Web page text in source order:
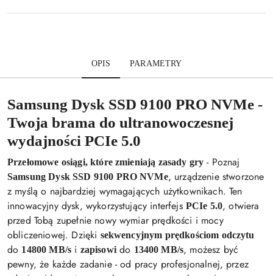
OPIS PARAMETRY
Samsung Dysk SSD 9100 PRO NVMe -
Twoja brama do ultranowoczesnej
wydajności PCIe 5.0
Przełomowe osiągi, które zmieniają zasady gry - Poznaj
Samsung Dysk SSD 9100 PRO NVMe, urządzenie stworzone
z myślą o najbardziej wymagających użytkownikach. Ten
innowacyjny dysk, wykorzystujący interfejs PCIe 5.0, otwiera
przed Tobą zupełnie nowy wymiar prędkości i mocy
obliczeniowej. Dzięki sekwencyjnym prędkościom odczytu
do 14800 MB/s i zapisowido 13400 MB/s, możesz być
pewny, że każde zadanie - od pracy profesjonalnej, przez